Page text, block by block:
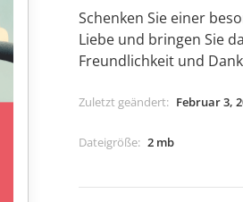
Schenken Sie einer
Liebe und bringen Sie
Freundlichkeit und
Zuletzt geändert: Februar 3,
Dateigröße: 2 mb